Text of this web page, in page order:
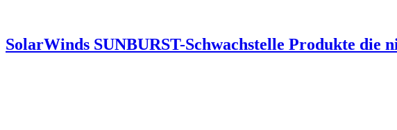
SolarWinds SUNBURST-Schwachstelle Produkte die